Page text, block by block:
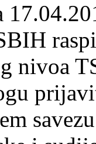
nivoa